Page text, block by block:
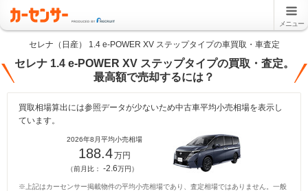
メニュー
セレナ（日産） 1.4 e-POWER XV ステップタイプの車買取・車査定
セレナ 1.4 e-POWER XV ステップタイプの買取・査定。
最高額で売却するには？
買取相場算出には参照データが少ないため中古車平均小売相場を表示し
ています。
2026年8月平均小売相場
188.4万円
（前月比： -2.6万円）
※上記はカーセンサー掲載物件の平均小売相場であり、査定相場ではありません。一般